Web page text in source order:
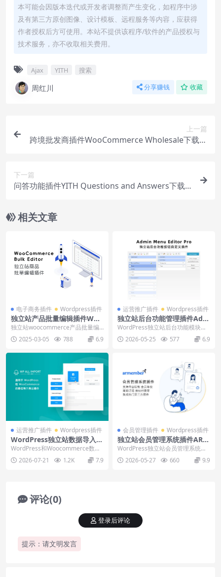
本可能会因版本迭代或开发者调整而产生变化，如程序中涉
及有第三方原创图像、设计模板、远程服务等内容，应获得
作者授权后方可使用。本站不提供该程序/软件的产品授权与
技术服务，亦不收取相关费用。
Ajax YITH 搜索
周红川 分享赚钱 收藏
上一篇
跨境批发商插件WooCommerce Wholesale下载使
下一篇
问答功能插件YITH Questions and Answers下载
相关文章
电子商务插件 Wordpress插件
独立站产品批量编辑插件Woo
Commerce Bulk Editor下载
独立站woocommerce产品批量编
辑插件WooCommerce Bulk E...
2025-03-05 788 6.9
运营推广插件 Wordpress插件
独立站后台功能管理插件Adm
in Menu Editor Pro下载使用
WordPress独立站后台功能模块管
理插件Admin Menu Editor ...
2026-05-25 577 6.9
运营推广插件 Wordpress插件
WordPress独立站数据导入插
件WP All Import下载使用教
程
WordPress和Woocommerce数据
批量快速导入插件WP All Im...
2026-07-21 1.2K 7.9
会员管理插件 Wordpress插件
独立站会员管理系统插件ARM
ember下载安装使用教程
WordPress独立站会员管理系统建
立插件ARMember，支持内容限
制、会员...
2026-05-27 660 9.9
评论(0)
提示：请文明发言
登录后评论